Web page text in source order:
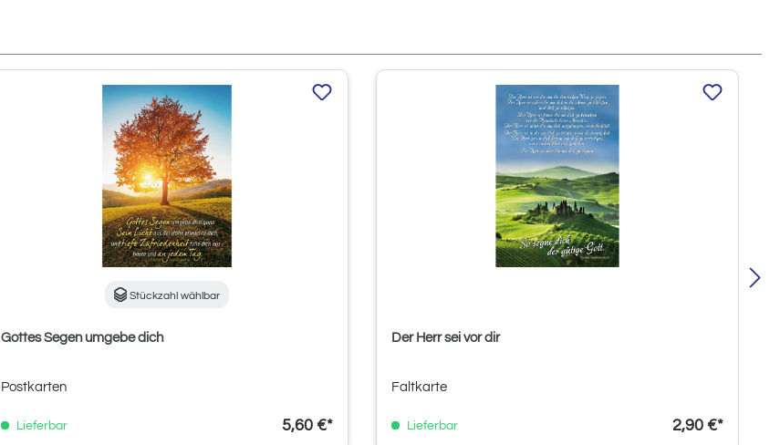
Stückzahl wählbar
Gottes Segen umgebe dich
Postkarten
Lieferbar 5,60 €*
Der Herr sei vor dir
Faltkarte
Lieferbar 2,90 €*